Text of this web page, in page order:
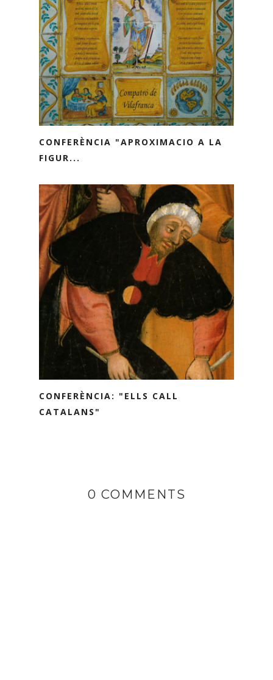
CONFERÈNCIA "APROXIMACIO A LA
FIGUR...
CONFERÈNCIA: "ELLS CALL
CATALANS"
0 COMMENTS